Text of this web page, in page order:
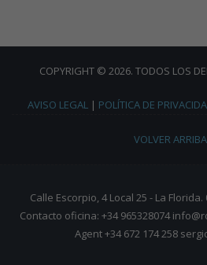
COPYRIGHT © 2026. TODOS LOS
AVISO LEGAL| POLÍTICA DE
VOLVER ARRIBA
Calle Escorpio, 4 Local 25 - La
Contacto oficina: +34 965328074
Agent +34 672 174 258